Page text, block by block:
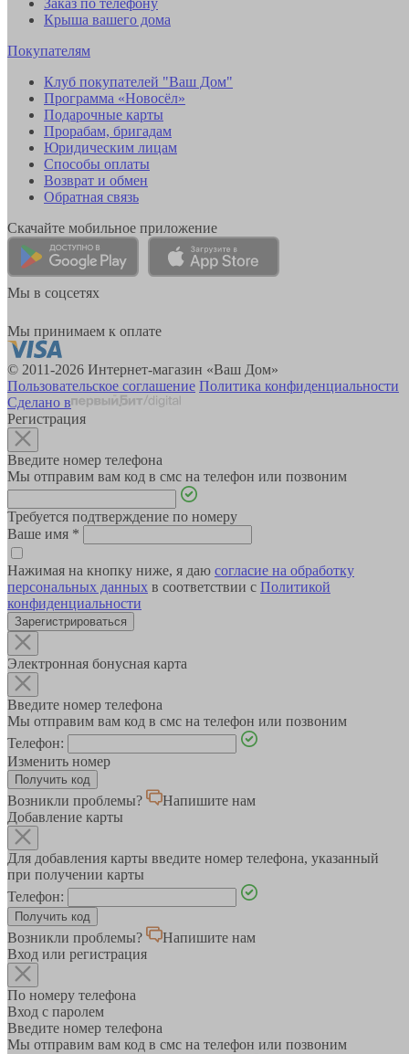
Крыша вашего дома
Покупателям
Клуб покупателей "Ваш Дом"
Программа «Новосёл»
Подарочные карты
Прорабам, бригадам
Юридическим лицам
Способы оплаты
Возврат и обмен
Обратная связь
Скачайте мобильное приложение
Мы в соцсетях
Мы принимаем к оплате
© 2011-2026 Интернет-магазин «Ваш Дом»
Пользовательское соглашение Политика конфиденциальности
Сделано в
Регистрация
Введите номер телефона
Мы отправим вам код в смс на телефон или позвоним
Требуется подтверждение по номеру
Ваше имя *
Нажимая на кнопку ниже, я даю согласие на обработку
персональных данных в соответствии с Политикой
конфиденциальности
Зарегистрироваться
Электронная бонусная карта
Введите номер телефона
Мы отправим вам код в смс на телефон или позвоним
Телефон:
Изменить номер
Возникли проблемы?
Напишите нам
Добавление карты
Для добавления карты введите номер телефона, указанный
при получении карты
Телефон:
Возникли проблемы?
Напишите нам
Вход или регистрация
По номеру телефона
Вход с паролем
Введите номер телефона
Мы отправим вам код в смс на телефон или позвоним